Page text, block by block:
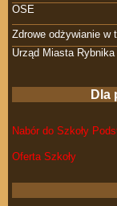
OSE
Zdrowe odżywianie w
Urząd Miasta Rybnika
Dla
Nabór do Szkoły
Oferta Szkoły